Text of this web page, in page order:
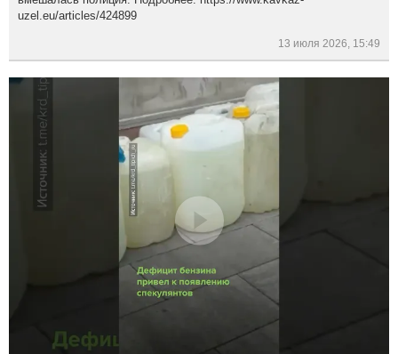
uzel.eu/articles/424899
13 июля 2026, 15:49